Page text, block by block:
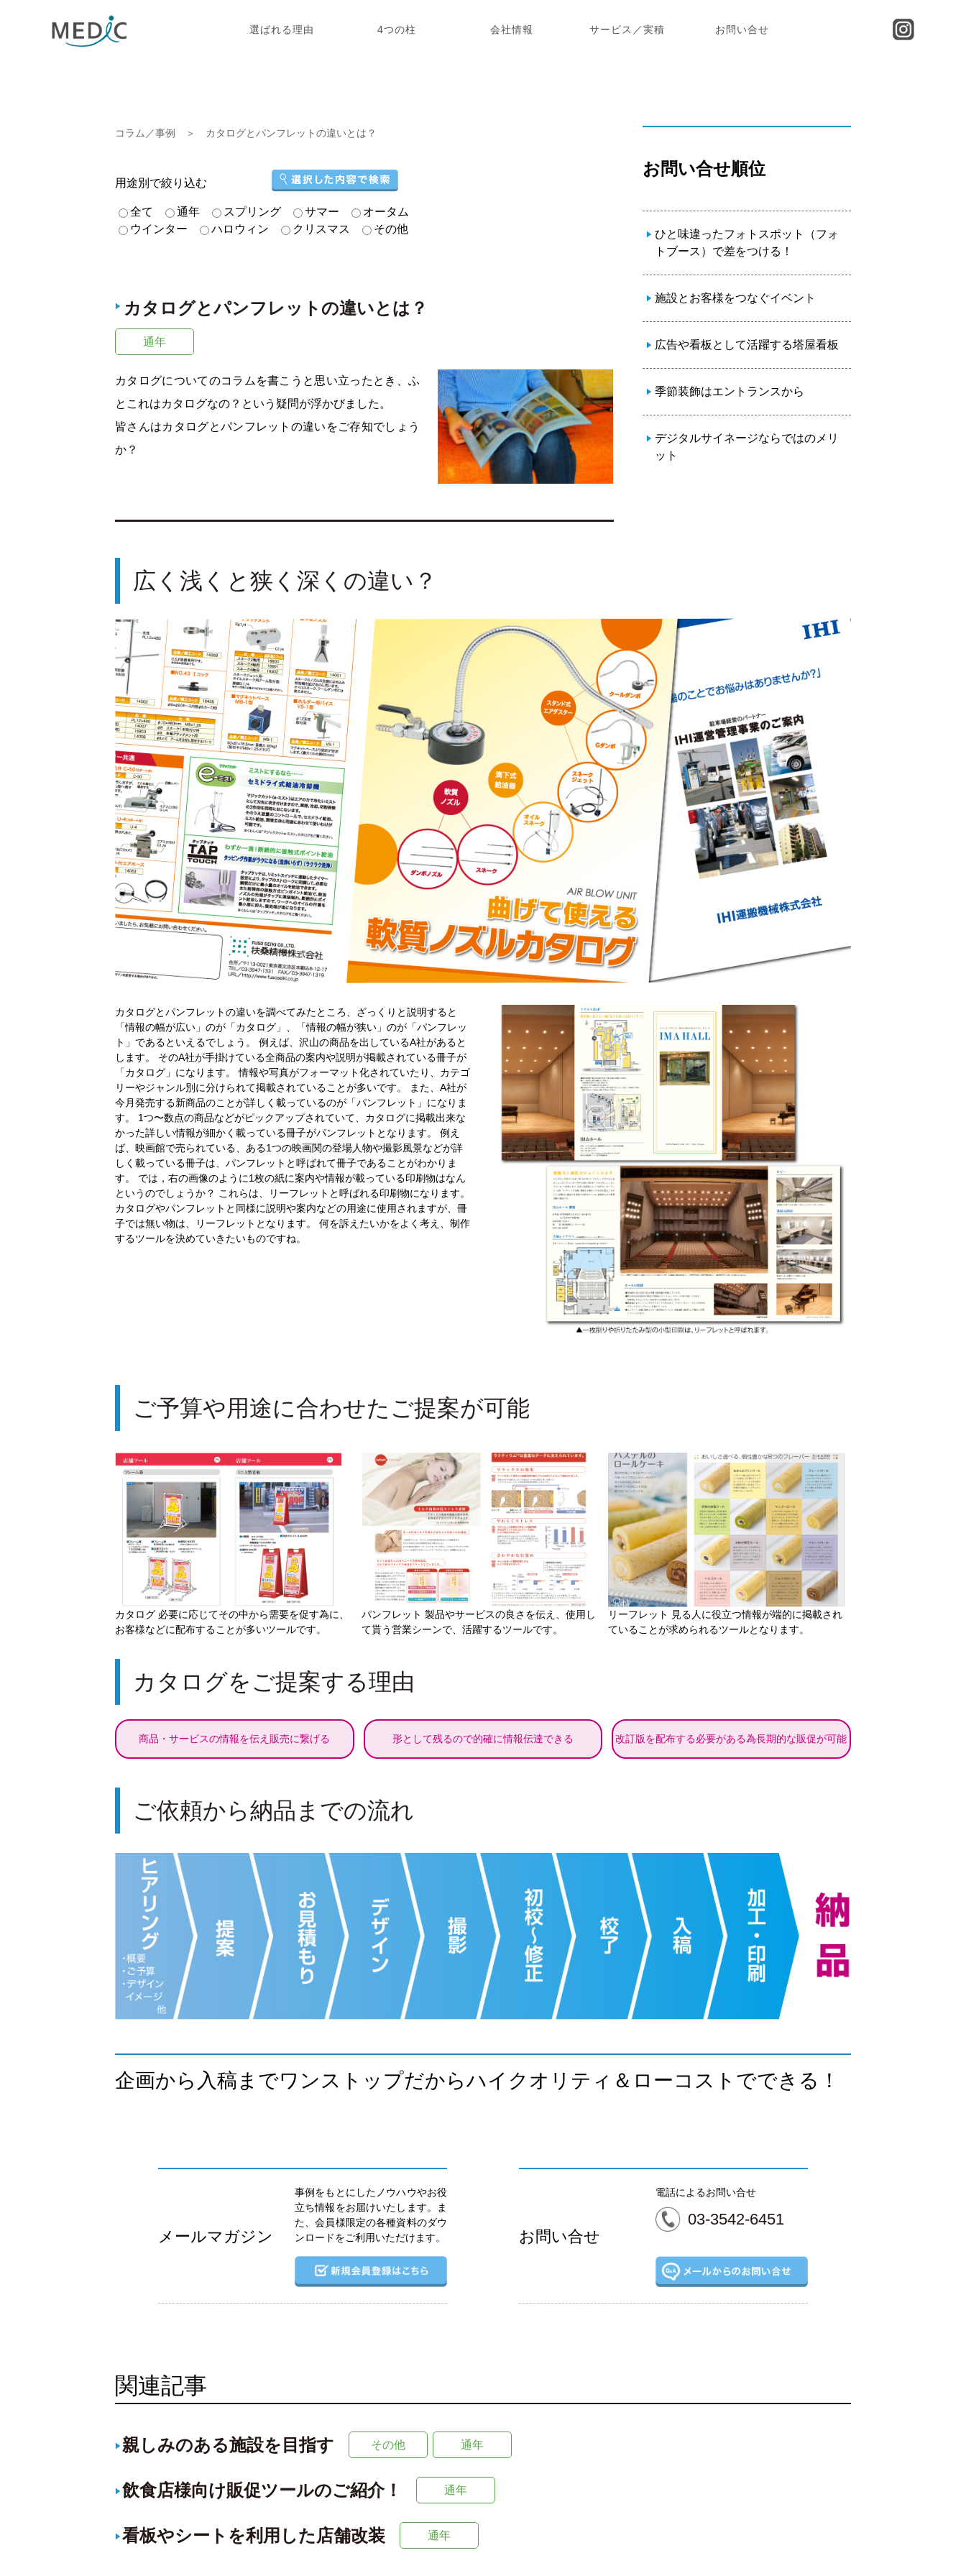
選ばれる理由 4つの柱 会社情報 サービス／実積 お問い合せ
コラム／事例 ＞ カタログとパンフレットの違いとは？
用途別で絞り込む
全て 通年 スプリング サマー
オータム
ウインター
ハロウィン クリスマス その他
カタログとパンフレットの違いとは？
通年
カタログについてのコラムを書こうと思い立ったとき、ふ
とこれはカタログなの？という疑問が浮かびました。
皆さんはカタログとパンフレットの違いをご存知でしょう
か？
お問い合せ順位
ひと味違ったフォトスポット（フォ
トブース）で差をつける！
施設とお客様をつなぐイベント
広告や看板として活躍する塔屋看板
季節装飾はエントランスから
デジタルサイネージならではのメリ
ット
広く浅くと狭く深くの違い？
カタログとパンフレットの違いを調べてみたところ、ざっくりと説明すると
「情報の幅が広い」のが「カタログ」、「情報の幅が狭い」のが「パンフレッ
ト」であるといえるでしょう。 例えば、沢山の商品を出しているA社があると
します。 そのA社が手掛けている全商品の案内や説明が掲載されている冊子が
「カタログ」になります。 情報や写真がフォーマット化されていたり、カテゴ
リーやジャンル別に分けられて掲載されていることが多いです。 また、A社が
今月発売する新商品のことが詳しく載っているのが「パンフレット」になりま
す。 1つ〜数点の商品などがピックアップされていて、カタログに掲載出来な
かった詳しい情報が細かく載っている冊子がパンフレットとなります。 例え
ば、映画館で売られている、ある1つの映画関の登場人物や撮影風景などが詳
しく載っている冊子は、パンフレットと呼ばれて冊子であることがわかりま
す。 では，右の画像のように1枚の紙に案内や情報が載っている印刷物はなん
というのでしょうか？ これらは、リーフレットと呼ばれる印刷物になります。
カタログやパンフレットと同様に説明や案内などの用途に使用されますが、冊
子では無い物は、リーフレットとなります。 何を訴えたいかをよく考え、制作
するツールを決めていきたいものですね。
ご予算や用途に合わせたご提案が可能
カタログ 必要に応じてその中から需要を促す為に、
お客様などに配布することが多いツールです。
パンフレット 製品やサービスの良さを伝え、使用し
て貰う営業シーンで、活躍するツールです。
リーフレット 見る人に役立つ情報が端的に掲載され
ていることが求められるツールとなります。
カタログをご提案する理由
商品・サービスの情報を伝え販売に繋げる 形として残るので的確に情報伝達できる 改訂版を配布する必要がある為長期的な販促が可能
ご依頼から納品までの流れ
企画から入稿までワンストップだからハイクオリティ＆ローコストでできる！
メールマガジン
事例をもとにしたノウハウやお役
立ち情報をお届けいたします。ま
た、会員様限定の各種資料のダウ
ンロードをご利用いただけます。
お問い合せ
電話によるお問い合せ
03-3542-6451
関連記事
親しみのある施設を目指す その他 通年
飲食店様向け販促ツールのご紹介！ 通年
看板やシートを利用した店舗改装 通年